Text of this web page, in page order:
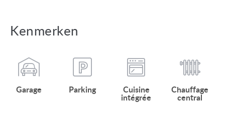
Kenmerken
Garage Parking Cuisine
intégrée
Chauffage
central